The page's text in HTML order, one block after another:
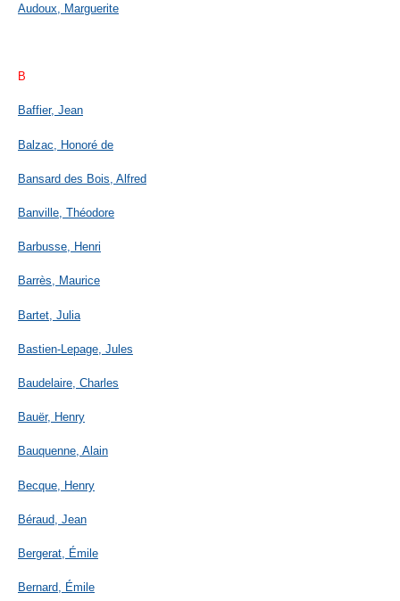
Audoux, Marguerite
B
Baffier, Jean
Balzac, Honoré de
Bansard des Bois, Alfred
Banville, Théodore
Barbusse, Henri
Barrès, Maurice
Bartet, Julia
Bastien-Lepage, Jules
Baudelaire, Charles
Bauër, Henry
Bauquenne, Alain
Becque, Henry
Béraud, Jean
Bergerat, Émile
Bernard, Émile